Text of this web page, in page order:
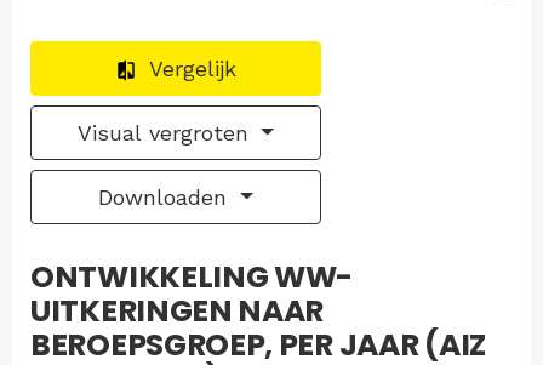
Vergelijk
Visual vergroten
Downloaden
ONTWIKKELING WW-
UITKERINGEN NAAR
BEROEPSGROEP, PER JAAR (AIZ